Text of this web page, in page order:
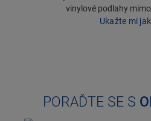
vinylové podlahy
Ukažte mi jak
PORAĎTE SE S